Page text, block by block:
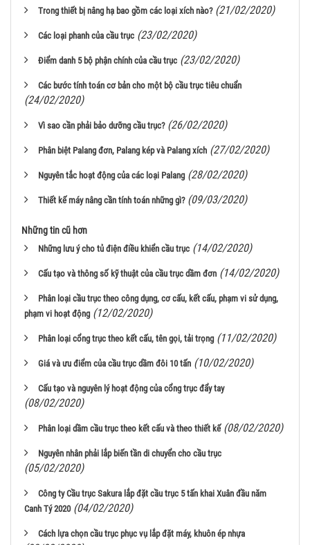
Trong thiết bị nâng hạ bao gồm các loại xích nào? (21/02/2020)
Các loại phanh của cầu trục (23/02/2020)
Điểm danh 5 bộ phận chính của cầu trục (23/02/2020)
Các bước tính toán cơ bản cho một bộ cầu trục tiêu chuẩn
(24/02/2020)
Vì sao cần phải bảo dưỡng cầu trục? (26/02/2020)
Phân biệt Palang đơn, Palang kép và Palang xích (27/02/2020)
Nguyên tắc hoạt động của các loại Palang (28/02/2020)
Thiết kế máy nâng cần tính toán những gì? (09/03/2020)
Những tin cũ hơn
Những lưu ý cho tủ điện điều khiển cầu trục (14/02/2020)
Cấu tạo và thông số kỹ thuật của cầu trục dầm đơn (14/02/2020)
Phân loại cầu trục theo công dụng, cơ cấu, kết cấu, phạm vi sử dụng,
phạm vi hoạt động (12/02/2020)
Phân loại cổng trục theo kết cấu, tên gọi, tải trọng (11/02/2020)
Giá và ưu điểm của cầu trục dầm đôi 10 tấn (10/02/2020)
Cấu tạo và nguyên lý hoạt động của cổng trục đẩy tay
(08/02/2020)
Phân loại dầm cầu trục theo kết cấu và theo thiết kế (08/02/2020)
Nguyên nhân phải lắp biến tần di chuyển cho cầu trục
(05/02/2020)
Công ty Cầu trục Sakura lắp đặt cầu trục 5 tấn khai Xuân đầu năm
Canh Tý 2020 (04/02/2020)
Cách lựa chọn cầu trục phục vụ lắp đặt máy, khuôn ép nhựa